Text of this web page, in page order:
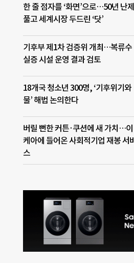
한 줄 점자를 ‘화면’으로…50년 난제
풀고 세계시장 두드린 ‘닷’
기후부 제1차 검증위 개최…복류수
실증 시설 운영 결과 검토
18개국 청소년 300명, ‘기후위기와
물’ 해법 논의한다
버릴 뻔한 커튼·쿠션에 새 가치…이
케아에 들어온 사회적기업 재봉 서비
스